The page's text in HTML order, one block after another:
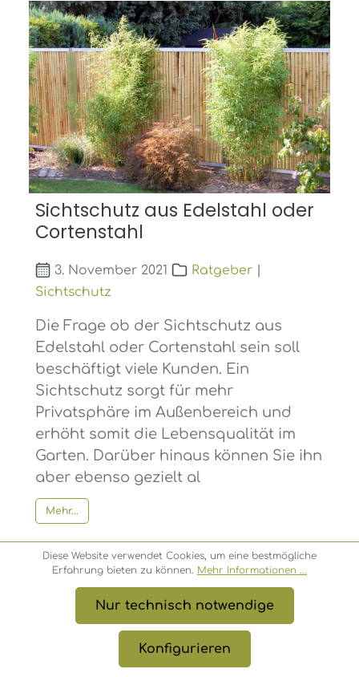
Sichtschutz aus Edelstahl oder
Cortenstahl
3. November 2021 Ratgeber|
Sichtschutz
Die Frage ob der Sichtschutz aus
Edelstahl oder Cortenstahl sein soll
beschäftigt viele Kunden. Ein
Sichtschutz sorgt für mehr
Privatsphäre im Außenbereich und
erhöht somit die Lebensqualität im
Garten. Darüber hinaus können Sie ihn
aber ebenso gezielt al
Mehr...
Diese Website verwendet Cookies, um eine bestmögliche
Erfahrung bieten zu können. Mehr Informationen ...
Nur technisch notwendige
Konfigurieren